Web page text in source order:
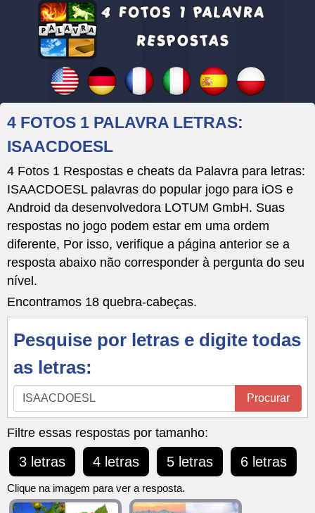
4 FOTOS 1 PALAVRA LETRAS:
ISAACDOESL
4 Fotos 1 Respostas e cheats da Palavra para letras:
ISAACDOESL palavras do popular jogo para iOS e
Android da desenvolvedora LOTUM GmbH. Suas
respostas no jogo podem estar em uma ordem
diferente, Por isso, verifique a página anterior se a
resposta abaixo não corresponder à pergunta do seu
nível.
Encontramos 18 quebra-cabeças.
Pesquise por letras e digite todas
as letras:
Pesquise
por
letras
e
digite
todas
as
Procurar
Filtre essas respostas por tamanho:
3 letras 4 letras 5 letras 6 letras
Clique na imagem para ver a resposta.